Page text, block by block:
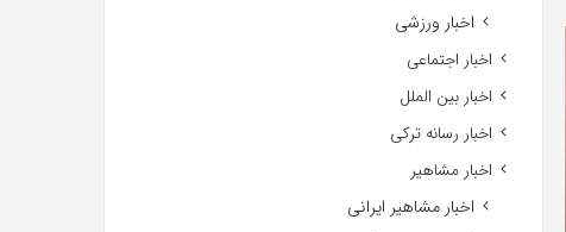
اخبار ورزشی
اخبار اجتماعی
اخبار بین الملل
اخبار رسانه ترکی
اخبار مشاهیر
اخبار مشاهیر ایرانی